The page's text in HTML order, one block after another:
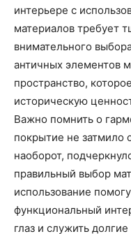
интерьере с
материалов требует
внимательного
античных элементов
пространство,
историческую
Важно помнить о
покрытие не затмило
наоборот,
правильный выбор
использование
функциональный
глаз и служить